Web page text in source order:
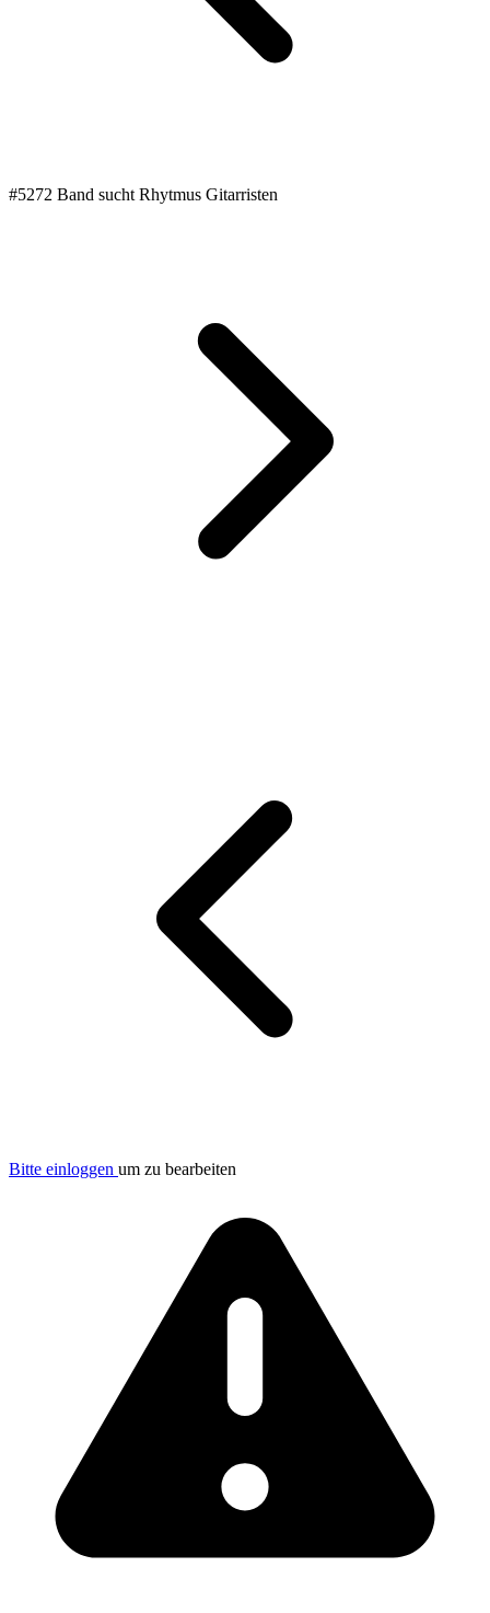
#5272 Band sucht Rhytmus Gitarristen
Bitte einloggen um zu bearbeiten